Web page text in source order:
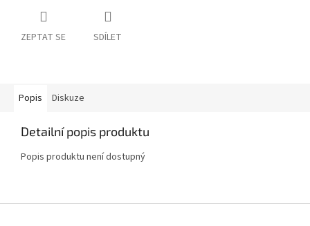
ZEPTAT SE SDÍLET
Popis Diskuze
Detailní popis produktu
Popis produktu není dostupný